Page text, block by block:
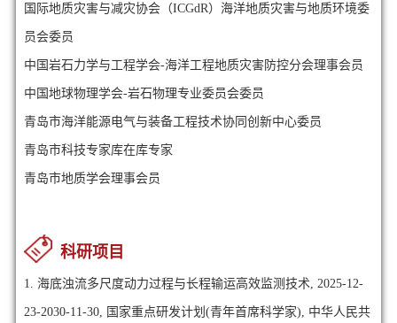
国际地质灾害与减灾协会（ICGdR）海洋地质灾害与地质环境委
员会委员
中国岩石力学与工程学会-海洋工程地质灾害防控分会理事会员
中国地球物理学会-岩石物理专业委员会委员
青岛市海洋能源电气与装备工程技术协同创新中心委员
青岛市科技专家库在库专家
青岛市地质学会理事会员
科研项目
1. 海底浊流多尺度动力过程与长程输运高效监测技术, 2025-12-
23-2030-11-30, 国家重点研发计划(青年首席科学家), 中华人民共